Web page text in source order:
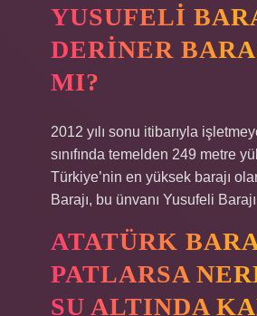
YUSUFELI
DERINER
MI?
2012 yılı sonu itibarıyla
sınıfında temelden 249 metre
Türkiye’nin en yüksek barajı
Barajı, bu ünvanı Yusufeli
ATATÜRK
PATLARSA
SU ALTINDA